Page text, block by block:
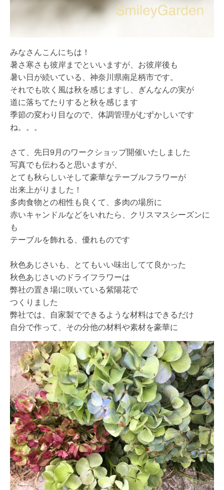
みなさんこんにちは！
暑さ寒さも彼岸までといいますが、お彼岸後も
暑い日が続いている、神奈川県南足柄市です。
それでも吹く風は秋を感じますし、ぎんなんの実が
道に落ちてたりすると秋を感じます
季節の変わり目なので、体調管理がむずかしいです
ね。。。
さて、先日9月のワークショップ開催いたしました
写真でも伝わると思いますが、
とても秋らしいそして豪華なテーブルフラワーが
出来上がりました！
多肉食物との相性も良くて、多肉の場所に
赤いキャンドルなどをいれたら、クリスマスシーズンに
も
テーブルを飾れる、優れものです
秋色あじさいも、とてもいい味出してて良かった
秋色あじさいのドライフラワーは
弊社の置き場に咲いている紫陽花で
つくりました
弊社では、自家製でできるような材料はできるだけ
自分で作って、その分他の材料や素材を豪華に